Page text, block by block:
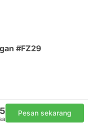
#FZ29
Pesan sekarang